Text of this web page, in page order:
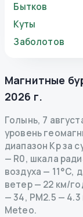
Бытков
Куты
Заболотов
Магнитные
2026 г.
Голынь, 7
уровень
диапазон Kp за
— R0, шкала
воздуха — 11°C,
ветер — 22 км/
— 34, PM2.5 — 4.3
Meteo.